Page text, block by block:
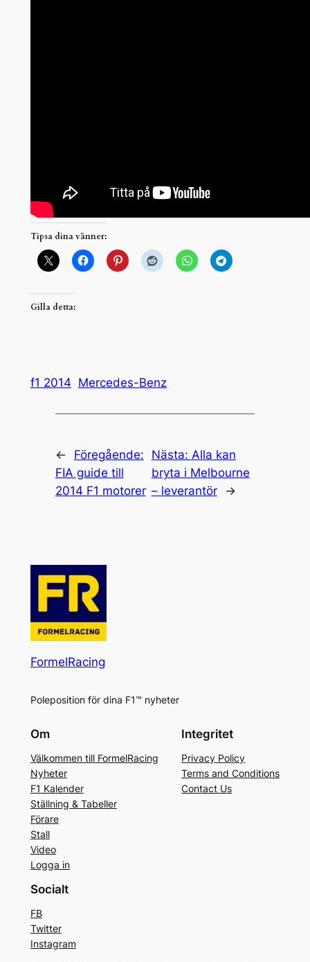
Tipsa dina vänner:
Gilla detta:
f1 2014 Mercedes-Benz
←
Föregående:
FIA guide till
2014 F1 motorer
Nästa: Alla kan
bryta i Melbourne
– leverantör
→
FormelRacing
Poleposition för dina F1™ nyheter
Om
Välkommen till FormelRacing
Nyheter
F1 Kalender
Ställning & Tabeller
Förare
Stall
Video
Logga in
Integritet
Privacy Policy
Terms and Conditions
Contact Us
Socialt
FB
Twitter
Instagram